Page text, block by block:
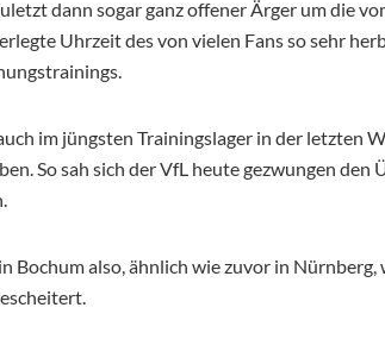
dann sogar ganz offener Ärger um die
Uhrzeit des von vielen Fans so sehr
im jüngsten Trainingslager in der letzten
So sah sich der VfL heute gezwungen
Bochum also, ähnlich wie zuvor in